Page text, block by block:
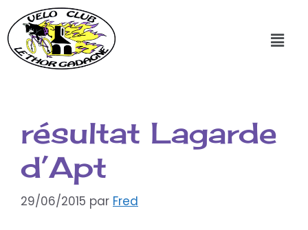
résultat Lagarde
d’Apt
29/06/2015 par Fred